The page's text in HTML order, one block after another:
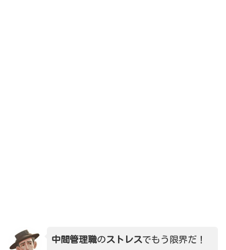
中間管理職のストレスでもう限界だ！